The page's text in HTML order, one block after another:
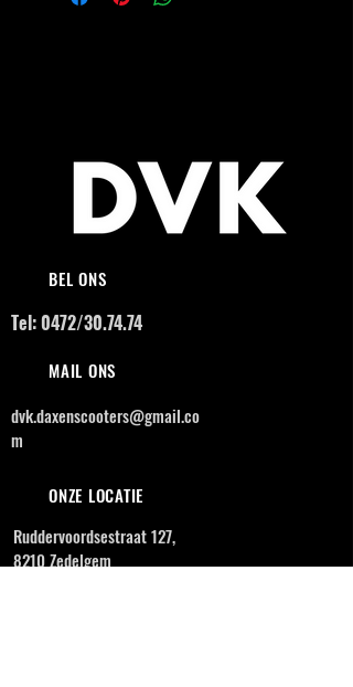
BEL ONS
Tel: 0472/30.74.74
MAIL ONS
dvk.daxenscooters@gmail.co
m
ONZE LOCATIE
Ruddervoordsestraat 127,
8210 Zedelgem